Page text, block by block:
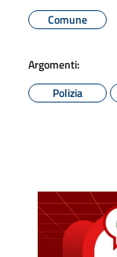
Comune
Argomenti:
Polizia